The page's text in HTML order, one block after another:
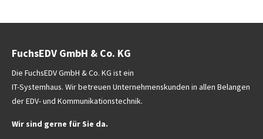
FuchsEDV GmbH & Co. KG
Die FuchsEDV GmbH & Co. KG ist ein
IT-Systemhaus. Wir betreuen Unternehmenskunden in allen Belangen
der EDV- und Kommunikationstechnik.
Wir sind gerne für Sie da.